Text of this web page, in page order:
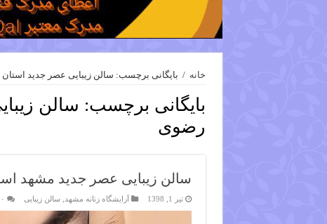
خانه / بایگانی برچسب: سالن زیبایی عصر جدید
بایگانی برچسب: سالن
رضوی
سالن زیبایی عصر جدید مشهد
تیر 1, 1398 آرایشگاه زنانه مشهد ,سالن زیبایی ۰